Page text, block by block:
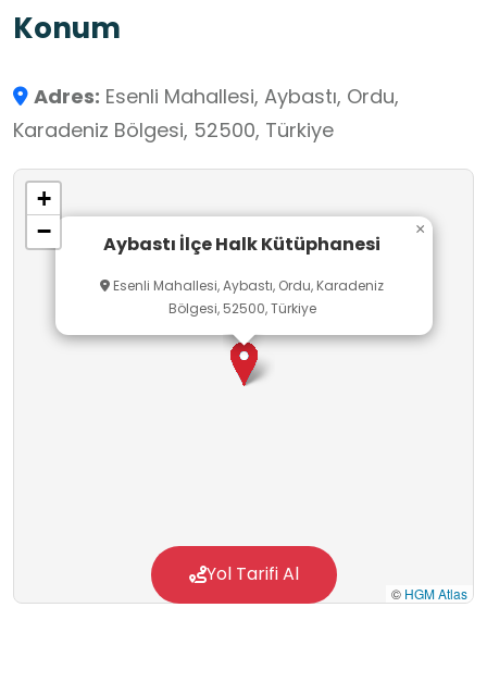
Konum
Adres: Esenli Mahallesi, Aybastı, Ordu,
Karadeniz Bölgesi, 52500, Türkiye
Aybastı İlçe Halk Kütüphanesi
Esenli Mahallesi, Aybastı, Ordu, Karadeniz
Bölgesi, 52500, Türkiye
×
+
−
© HGM Atlas
Yol Tarifi Al